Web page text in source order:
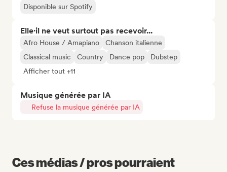
Disponible sur Spotify
Elle·il ne veut surtout pas recevoir...
Afro House / Amapiano
Chanson italienne
Classical music
Country Dance pop
Dubstep
Afficher tout +11
Musique générée par IA
Refuse la musique générée par IA
Ces médias / pros pourraient